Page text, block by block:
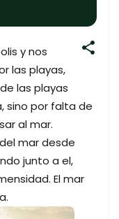
y nos
las playas,
las playas
sino por falta de
al mar.
mar desde
junto a el,
El mar